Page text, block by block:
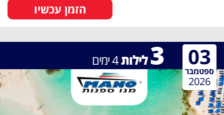
הזמן עכשיו
3לילות4ימים 03
ספטמבר
2026